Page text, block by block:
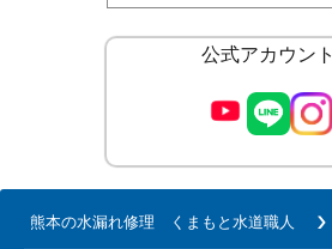
公式アカウント
熊本の水漏れ修理 くまもと水道職人